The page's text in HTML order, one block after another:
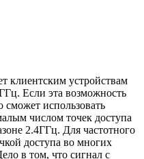
клиентским устройствам
Если эта возможность
сможет использовать
числом точек доступа
2.4ГГц. Для частотного
доступа во многих
в том, что сигнал с